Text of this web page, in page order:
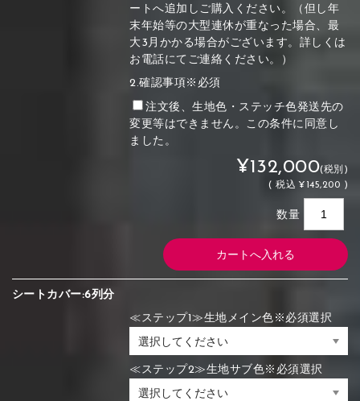
ートへ追加しご購入ください。（但し年
末年始等の大型連休が重なった場合、最
大3月かかる場合がございます。詳しくは
お電話にてご連絡ください。）
2.確認事項※必須
注文後、生地色・ステッチ色発送先の
変更等はできません。この条件に同意し
ました。
¥132,000(税別)
(税込 ¥145,200 )
数量
シートカバー:6列分
≪ステップ1≫生地メイン色※必須選択
≪ステップ2≫生地サブ色※必須選択